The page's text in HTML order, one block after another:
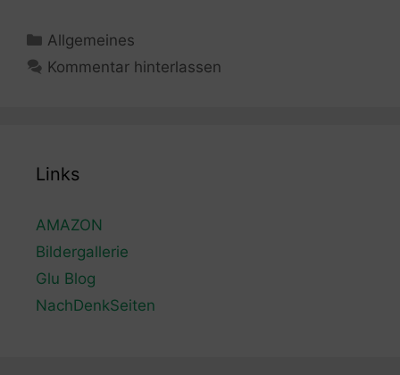
Kategorien
Allgemeines
Kommentar hinterlassen
Links
AMAZON
Bildergallerie
Glu Blog
NachDenkSeiten